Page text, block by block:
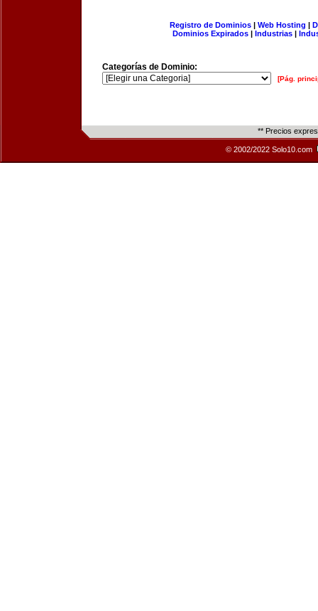
Registro de Dominios| Web Hosting |
Dominios Expirados | Industrias |
Categorías de Dominio:
[Pág.
** Precios
© 2002/2022 Solo10.com